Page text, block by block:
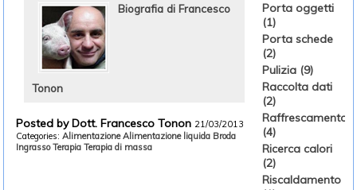
Biografia di Francesco
Tonon
Posted by Dott. Francesco Tonon 21/03/2013
Categories:Alimentazione Alimentazione liquida Broda
Ingrasso Terapia Terapia di massa
Porta oggetti
(1)
Porta schede
(2)
Pulizia (9)
Raccolta dati
(2)
Raffrescamento
(4)
Ricerca calori
(2)
Riscaldamento